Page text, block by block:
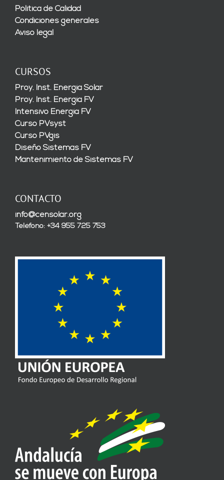
Política de Calidad
Condiciones generales
Aviso legal
CURSOS
Proy. Inst. Energía Solar
Proy. Inst. Energía FV
Intensivo Energía FV
Curso PVsyst
Curso PVgis
Diseño Sistemas FV
Mantenimiento de Sistemas FV
CONTACTO
info@censolar.org
Teléfono: +34 955 725 753